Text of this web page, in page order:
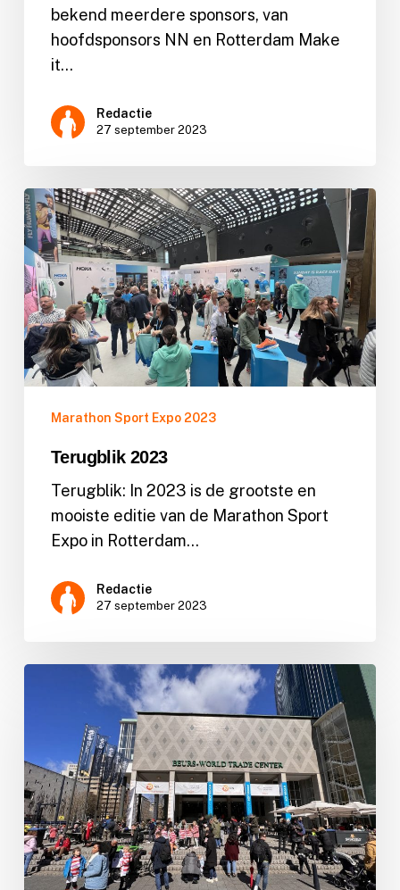
bekend meerdere sponsors, van
hoofdsponsors NN en Rotterdam Make
it…
Redactie
27 september 2023
Terugblik
2023
Marathon Sport Expo 2023
Terugblik 2023
Terugblik: In 2023 is de grootste en
mooiste editie van de Marathon Sport
Expo in Rotterdam…
Redactie
27 september 2023
Terugblik